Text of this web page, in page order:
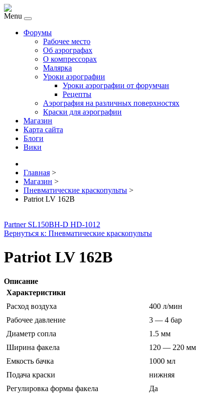
Menu
Форумы
Рабочее место
Об аэрографах
О компрессорах
Малярка
Уроки аэрографии
Уроки аэрографии от форумчан
Рецепты
Аэрография на различных поверхностях
Краски для аэрографии
Магазин
Карта сайта
Блоги
Вики
Главная >
Магазин >
Пневматические краскопульты >
Patriot LV 162B
Partner SL150BH-D HD-1012
Вернуться к: Пневматические краскопульты
Patriot LV 162B
Описание
Характеристики
Расход воздуха
400 л/мин
Рабочее давление
3 — 4 бар
Диаметр сопла
1.5 мм
Ширина факела
120 — 220 мм
Емкость бачка
1000 мл
Подача краски
нижняя
Регулировка формы факела
Да